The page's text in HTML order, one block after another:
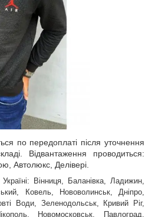
по передоплаті після уточнення
Відвантаження проводиться:
Автолюкс, Делівері.
Вінниця, Баланівка, Ладижин,
Ковель, Нововолинськ, Дніпро,
Води, Зеленодольськ, Кривий Ріг,
Новомосковськ, Павлоград,